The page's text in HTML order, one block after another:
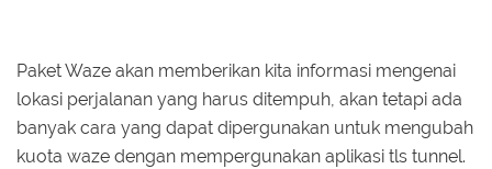
Paket Waze akan memberikan kita informasi mengenai
lokasi perjalanan yang harus ditempuh, akan tetapi ada
banyak cara yang dapat dipergunakan untuk mengubah
kuota waze dengan mempergunakan aplikasi tls tunnel.